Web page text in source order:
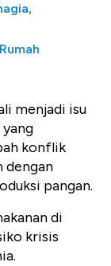
menjadi isu
konflik
dengan
pangan.
di
krisis